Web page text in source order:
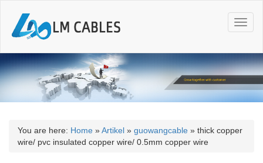
T
o
g
l
n
a
i
You are here: Home »Artikel » guowangcable » thick copper
wire/ pvc insulated copper wire/ 0.5mm copper wire